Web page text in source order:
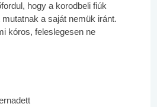
hogy a korodbeli fiúk
a saját nemük iránt.
kóros, feleslegesen ne